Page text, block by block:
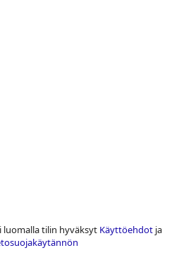
luomalla tilin hyväksyt Käyttöehdotja